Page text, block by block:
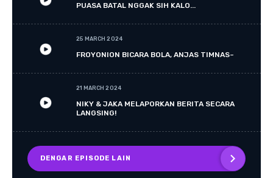
PUASA BATAL NGGAK SIH KALO...
25 MARCH 2024
FROYONION BICARA BOLA, ANJAS TIMNAS~
21 MARCH 2024
NIKY & JAKA MELAPORKAN BERITA SECARA
LANGSING!
DENGAR EPISODE LAIN